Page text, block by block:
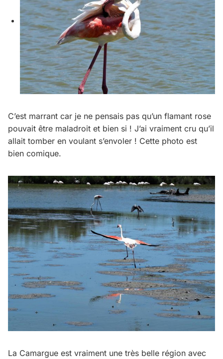
C’est marrant car je ne pensais pas qu’un flamant rose
pouvait être maladroit et bien si ! J’ai vraiment cru qu’il
allait tomber en voulant s’envoler ! Cette photo est
bien comique.
La Camargue est vraiment une très belle région avec